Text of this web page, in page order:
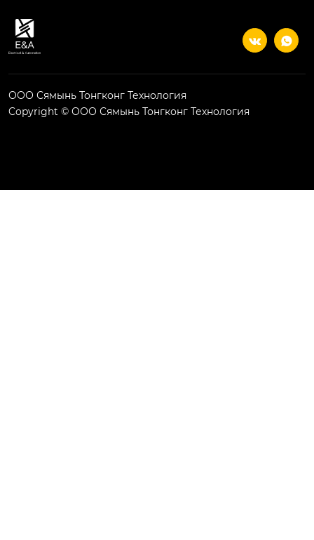
 
ООО Сямынь Тонгконг Технология
Copyright © ООО Сямынь Тонгконг Технология